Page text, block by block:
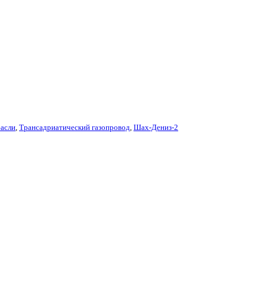
Трансадриатический газопровод Шах-Дениз-2